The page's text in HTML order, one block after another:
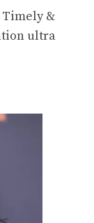
Timely &
ultra